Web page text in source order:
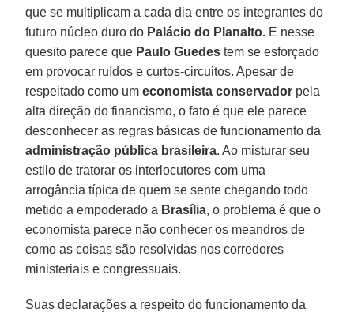
que se multiplicam a cada dia entre os integrantes do
futuro núcleo duro do Palácio do Planalto. E nesse
quesito parece que Paulo Guedes tem se esforçado
em provocar ruídos e curtos-circuitos. Apesar de
respeitado como umeconomista conservador pela
alta direção do financismo, o fato é que ele parece
desconhecer as regras básicas de funcionamento da
administração pública brasileira. Ao misturar seu
estilo de tratorar os interlocutores com uma
arrogância típica de quem se sente chegando todo
metido a empoderado a Brasília, o problema é que o
economista parece não conhecer os meandros de
como as coisas são resolvidas nos corredores
ministeriais e congressuais.
Suas declarações a respeito do funcionamento da